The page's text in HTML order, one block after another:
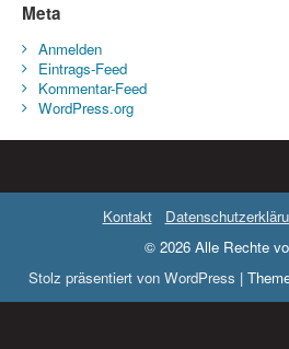
Meta
Anmelden
Eintrags-Feed
Kommentar-Feed
WordPress.org
Kontakt
© 2026 Alle Rechte
Stolz präsentiert von WordPress |